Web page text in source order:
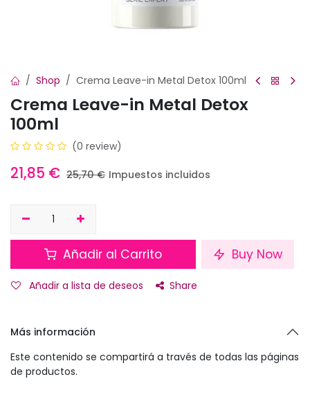
Shop Crema Leave-in Metal Detox 100ml
Crema Leave-in Metal Detox
100ml
(0 review)
21,85 € 25,70€ Impuestos incluidos
Añadir al Carrito Buy Now
Añadir a lista de deseos Share
Más información
Este contenido se compartirá a través de todas las páginas
de productos.